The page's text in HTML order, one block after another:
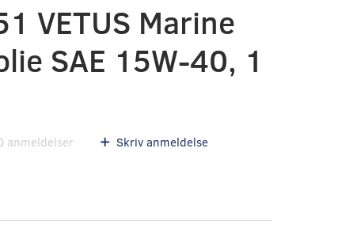
VETUS Marine
SAE 15W-40, 1
anmeldelser Skriv anmeldelse